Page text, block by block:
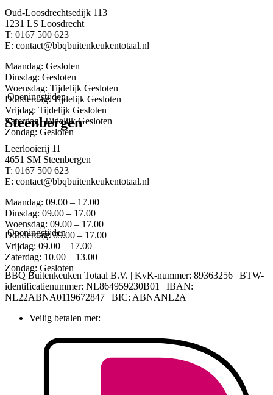
Oud-Loosdrechtsedijk 113
1231 LS Loosdrecht
T: 0167 500 623
E: contact@bbqbuitenkeukentotaal.nl
Maandag: Gesloten
Dinsdag: Gesloten
Woensdag: Tijdelijk Gesloten
Donderdag: Tijdelijk Gesloten
Vrijdag: Tijdelijk Gesloten
Zaterdag: Tijdelijk Gesloten
Zondag: Gesloten
Openingstijden
Steenbergen
Leerlooierij 11
4651 SM Steenbergen
T: 0167 500 623
E: contact@bbqbuitenkeukentotaal.nl
Maandag: 09.00 – 17.00
Dinsdag: 09.00 – 17.00
Woensdag: 09.00 – 17.00
Donderdag: 09.00 – 17.00
Vrijdag: 09.00 – 17.00
Zaterdag: 10.00 – 13.00
Zondag: Gesloten
Openingstijden
BBQ Buitenkeuken Totaal B.V. | KvK-nummer: 89363256 | BTW-
identificatienummer: NL864959230B01 | IBAN:
NL22ABNA0119672847 | BIC: ABNANL2A
Veilig betalen met: